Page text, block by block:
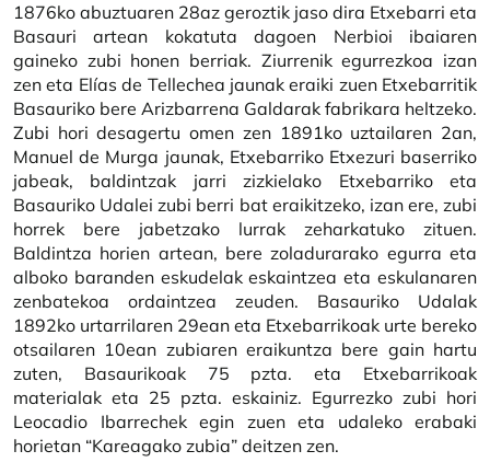
1876ko abuztuaren 28az geroztik jaso dira Etxebarri eta
Basauri artean kokatuta dagoen Nerbioi ibaiaren
gaineko zubi honen berriak. Ziurrenik egurrezkoa izan
zen eta Elías de Tellechea jaunak eraiki zuen Etxebarritik
Basauriko bere Arizbarrena Galdarak fabrikara heltzeko.
Zubi hori desagertu omen zen 1891ko uztailaren 2an,
Manuel de Murga jaunak, Etxebarriko Etxezuri baserriko
jabeak, baldintzak jarri zizkielako Etxebarriko eta
Basauriko Udalei zubi berri bat eraikitzeko, izan ere, zubi
horrek bere jabetzako lurrak zeharkatuko zituen.
Baldintza horien artean, bere zoladurarako egurra eta
alboko baranden eskudelak eskaintzea eta eskulanaren
zenbatekoa ordaintzea zeuden. Basauriko Udalak
1892ko urtarrilaren 29ean eta Etxebarrikoak urte bereko
otsailaren 10ean zubiaren eraikuntza bere gain hartu
zuten, Basaurikoak 75 pzta. eta Etxebarrikoak
materialak eta 25 pzta. eskainiz. Egurrezko zubi hori
Leocadio Ibarrechek egin zuen eta udaleko erabaki
horietan “Kareagako zubia” deitzen zen.